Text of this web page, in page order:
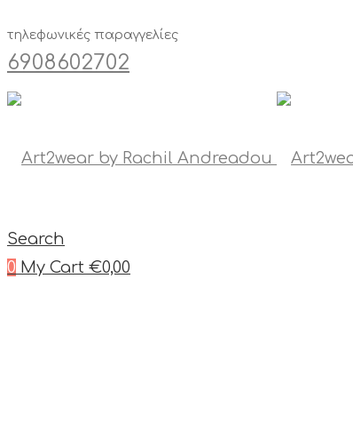
τηλεφωνικές παραγγελίες
6908602702
Search
0 My Cart €0,00